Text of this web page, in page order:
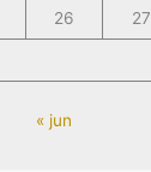
26 27
« jun